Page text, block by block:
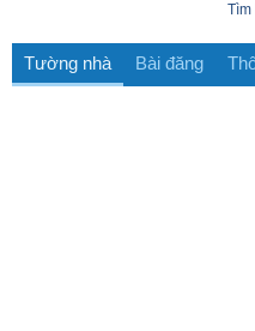
Tìm
Tường nhà Bài đăng